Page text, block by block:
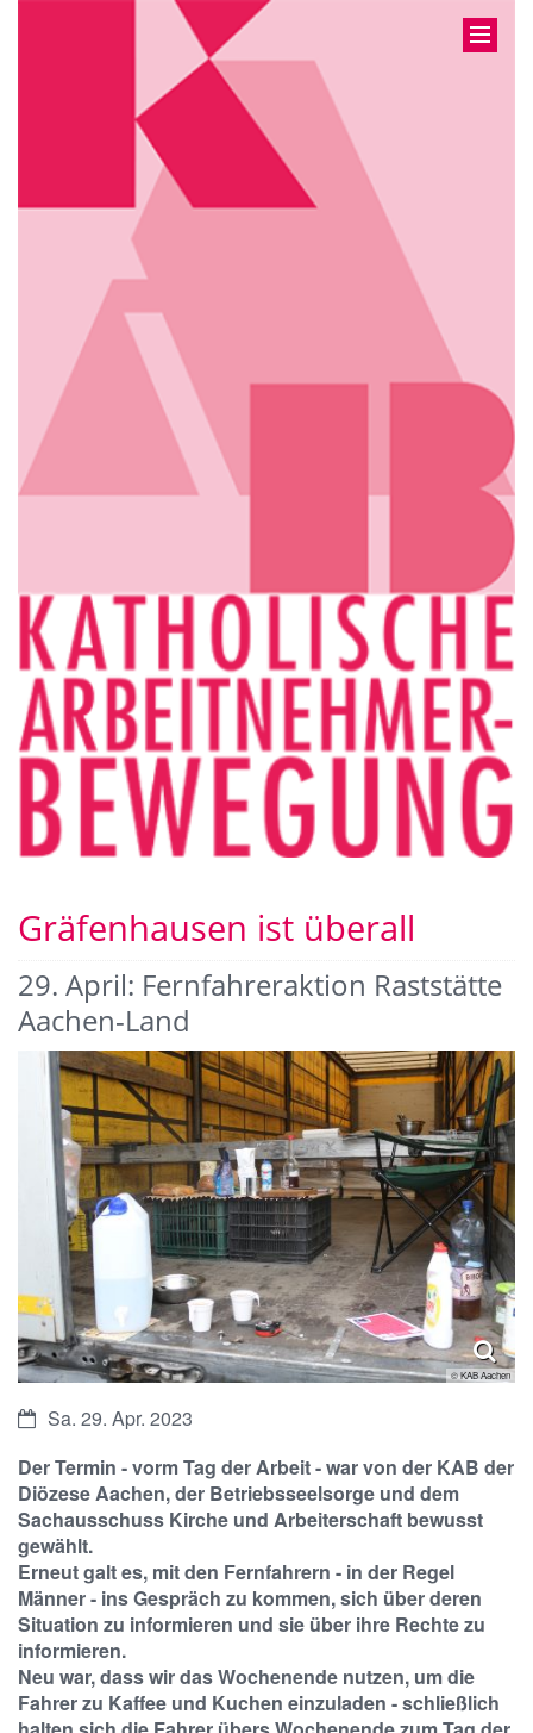
Gräfenhausen ist überall
29. April: Fernfahreraktion Raststätte
Aachen-Land
© KAB Aachen
Datum:Sa. 29. Apr. 2023
Der Termin - vorm Tag der Arbeit - war von der KAB der
Diözese Aachen, der Betriebsseelsorge und dem
Sachausschuss Kirche und Arbeiterschaft bewusst
gewählt.
Erneut galt es, mit den Fernfahrern - in der Regel
Männer - ins Gespräch zu kommen, sich über deren
Situation zu informieren und sie über ihre Rechte zu
informieren.
Neu war, dass wir das Wochenende nutzen, um die
Fahrer zu Kaffee und Kuchen einzuladen - schließlich